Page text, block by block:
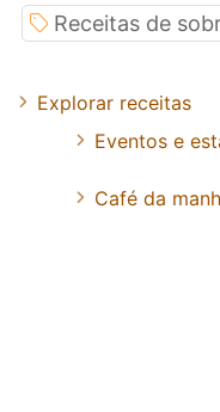
Receitas de
Explorar receitas
Eventos e
Café da